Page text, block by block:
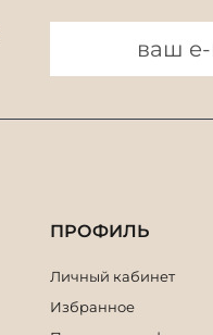
ПРОФИЛЬ
Личный кабинет
Избранное